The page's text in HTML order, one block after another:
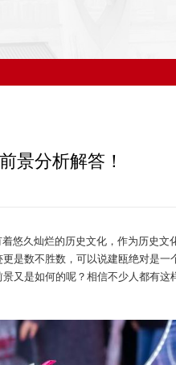
景分析解答！
悠久灿烂的历史文化，作为历史文
是数不胜数，可以说建瓯绝对是一
景又是如何的呢？相信不少人都有